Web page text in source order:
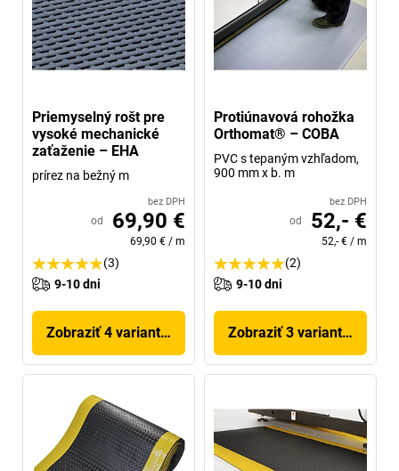
Priemyselný rošt pre
vysoké mechanické
zaťaženie – EHA
prírez na bežný m
bez DPH
od 69,90 €
69,90 € / m
(3)
9-10 dni
Zobraziť 4 variantov
Protiúnavová rohožka
Orthomat® – COBA
PVC s tepaným vzhľadom,
900 mm x b. m
bez DPH
od 52,- €
52,- € / m
(2)
9-10 dni
Zobraziť 3 variantov